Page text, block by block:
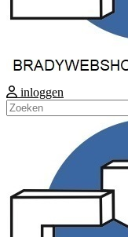
inloggen